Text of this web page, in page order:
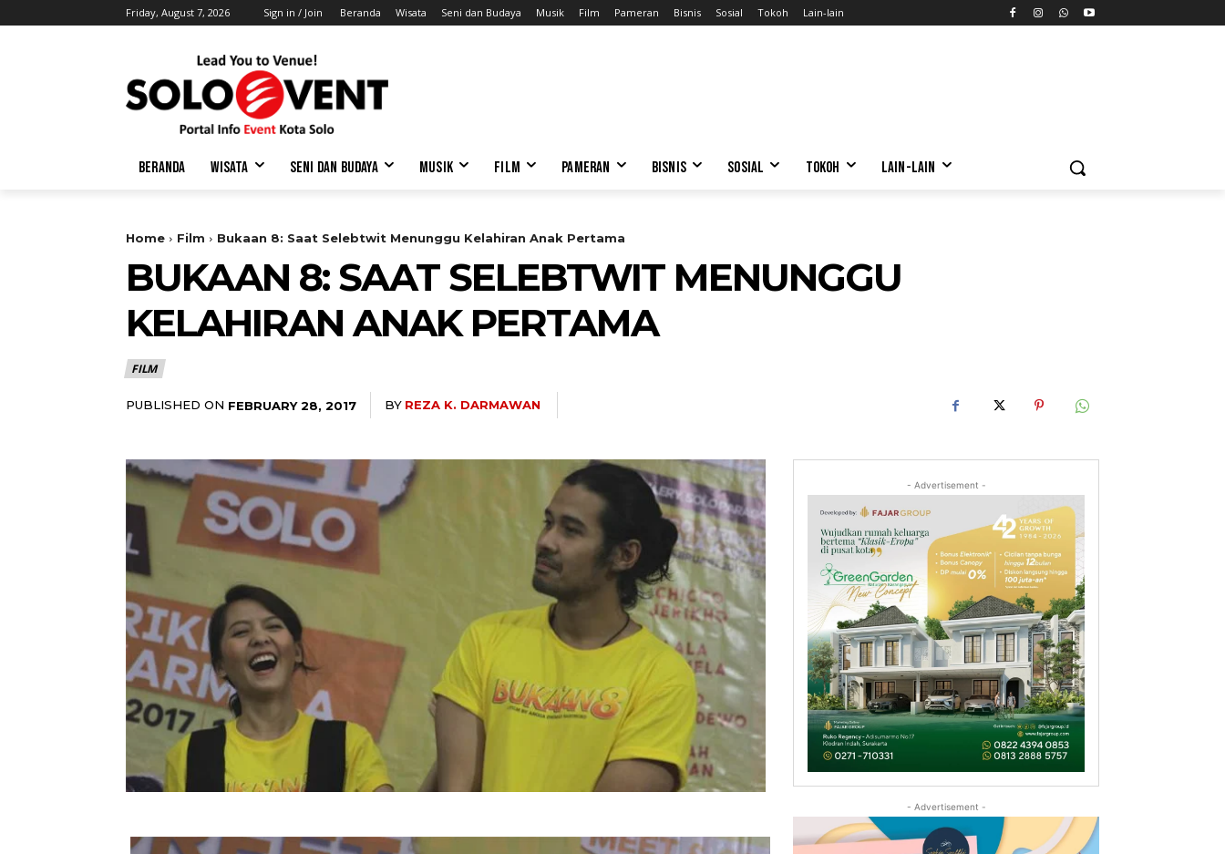
Friday, August 7, 2026 Sign in / Join Beranda Wisata Seni dan Budaya Musik Film Pameran Bisnis Sosial Tokoh Lain-lain
BERANDA WISATA SENI DAN BUDAYA MUSIK FILM PAMERAN BISNIS SOSIAL TOKOH LAIN-LAIN
Home Film Bukaan 8: Saat Selebtwit Menunggu Kelahiran Anak Pertama
BUKAAN 8: SAAT SELEBTWIT MENUNGGU
KELAHIRAN ANAK PERTAMA
FILM
PUBLISHED ON FEBRUARY 28, 2017 BY REZA K. DARMAWAN
- Advertisement -
- Advertisement -